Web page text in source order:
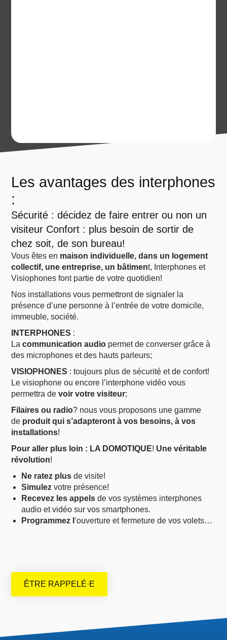
Les avantages des interphones
:
Sécurité : décidez de faire entrer ou non un
visiteur Confort : plus besoin de sortir de
chez soit, de son bureau!
Vous êtes en maison individuelle, dans un logement
collectif, une entreprise, un bâtiment, Interphones et
Visiophones font partie de votre quotidien!
Nos installations vous permettront de signaler la
présence d’une personne à l’entrée de votre domicile,
immeuble, société.
INTERPHONES :
Lacommunication audio permet de converser grâce à
des microphones et des hauts parleurs;
VISIOPHONES : toujours plus de sécurité et de confort!
Le visiophone ou encore l’interphone vidéo vous
permettra devoir votre visiteur;
Filaires ou radio? nous vous proposons une gamme
de produit qui s’adapteront à vos besoins, à vos
installations!
Pour aller plus loin : LA DOMOTIQUE! Une véritable
révolution!
Ne ratez plus de visite!
Simulez votre présence!
Recevez les appels de vos systèmes interphones
audio et vidéo sur vos smartphones.
Programmez l ‘ouverture et fermeture de vos volets…
ÊTRE RAPPELÉ·E